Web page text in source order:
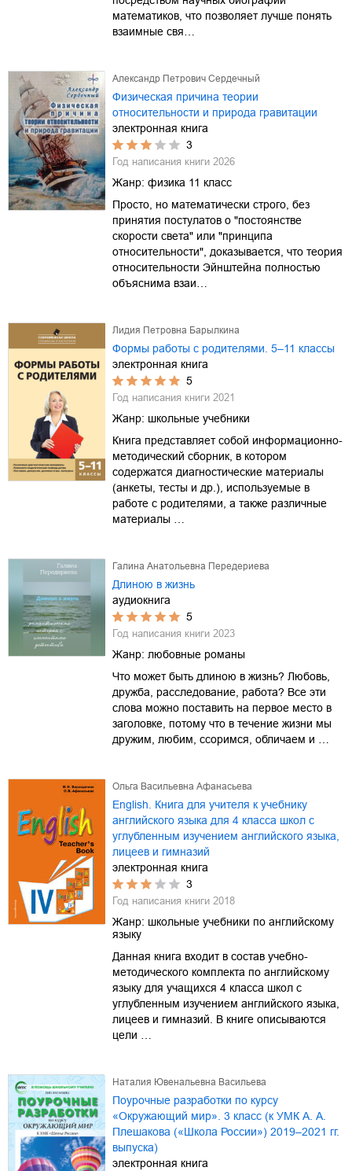
математиков, что позволяет лучше понять
взаимные свя…
Александр Петрович Сердечный
Физическая причина теории
относительности и природа гравитации
электронная книга
3
Год написания книги 2026
Жанр: физика 11 класс
Просто, но математически строго, без
принятия постулатов о "постоянстве
скорости света" или "принципа
относительности", доказывается, что теория
относительности Эйнштейна полностью
объяснима взаи…
Лидия Петровна Барылкина
Формы работы с родителями. 5–11 классы
электронная книга
5
Год написания книги 2021
Жанр: школьные учебники
Книга представляет собой информационно-
методический сборник, в котором
содержатся диагностические материалы
(анкеты, тесты и др.), используемые в
работе с родителями, а также различные
материалы …
Галина Анатольевна Передериева
Длиною в жизнь
аудиокнига
5
Год написания книги 2023
Жанр: любовные романы
Что может быть длиною в жизнь? Любовь,
дружба, расследование, работа? Все эти
слова можно поставить на первое место в
заголовке, потому что в течение жизни мы
дружим, любим, ссоримся, обличаем и …
Ольга Васильевна Афанасьева
English. Книга для учителя к учебнику
английского языка для 4 класса школ с
углубленным изучением английского языка,
лицеев и гимназий
электронная книга
3
Год написания книги 2018
Жанр: школьные учебники по английскому
языку
Данная книга входит в состав учебно-
методического комплекта по английскому
языку для учащихся 4 класса школ с
углубленным изучением английского языка,
лицеев и гимназий. В книге описываются
цели …
Наталия Ювенальевна Васильева
Поурочные разработки по курсу
«Окружающий мир». 3 класс (к УМК А. А.
Плешакова («Школа России») 2019–2021 гг.
выпуска)
электронная книга